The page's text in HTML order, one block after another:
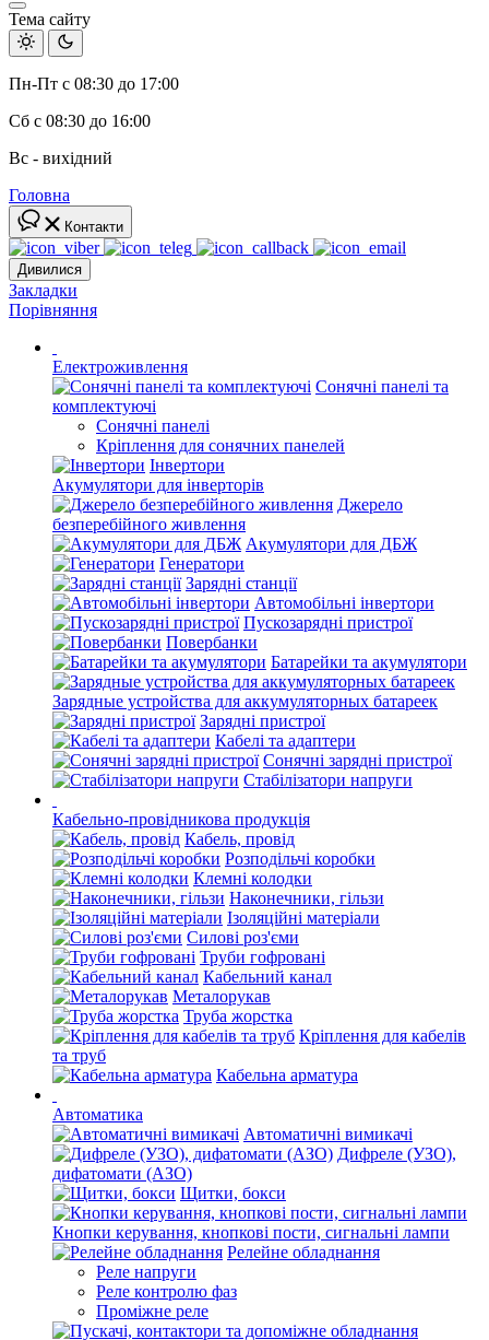
Тема сайту
Пн-Пт с 08:30 до 17:00
Сб с 08:30 до 16:00
Вс - вихідний
Головна
Контакти
Дивилися
Закладки
Порівняння
Електроживлення
Сонячні панелі та
комплектуючі
Сонячні панелі
Кріплення для сонячних панелей
Інвертори
Акумулятори для інверторів
Джерело
безперебійного живлення
Акумулятори для ДБЖ
Генератори
Зарядні станції
Автомобільні інвертори
Пускозарядні пристрої
Повербанки
Батарейки та акумулятори
Зарядные устройства для аккумуляторных батареек
Зарядні пристрої
Кабелі та адаптери
Сонячні зарядні пристрої
Стабілізатори напруги
Кабельно-провідникова продукція
Кабель, провід
Розподільчі коробки
Клемні колодки
Наконечники, гільзи
Ізоляційні матеріали
Силові роз'єми
Труби гофровані
Кабельний канал
Металорукав
Труба жорстка
Кріплення для кабелів
та труб
Кабельна арматура
Автоматика
Автоматичні вимикачі
Дифреле (УЗО),
дифатомати (АЗО)
Щитки, бокси
Кнопки керування, кнопкові пости, сигнальні лампи
Релейне обладнання
Реле напруги
Реле контролю фаз
Проміжне реле